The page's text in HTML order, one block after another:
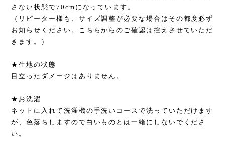
さない状態で70cmになっています。
（リピーター様も、サイズ調整が必要な場合はその都度必ず
お知らせください。こちらからのご確認は控えさせていただ
きます。）
★生地の状態
目立ったダメージはありません。
★お洗濯
ネットに入れて洗濯機の手洗いコースで洗っていただけます
が、色落ちしますので白いものとは一緒にしないでくださ
い。